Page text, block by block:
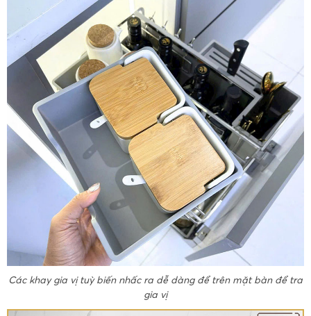
Các khay gia vị tuỳ biến nhấc ra dễ dàng để trên mặt bàn để tra
gia vị